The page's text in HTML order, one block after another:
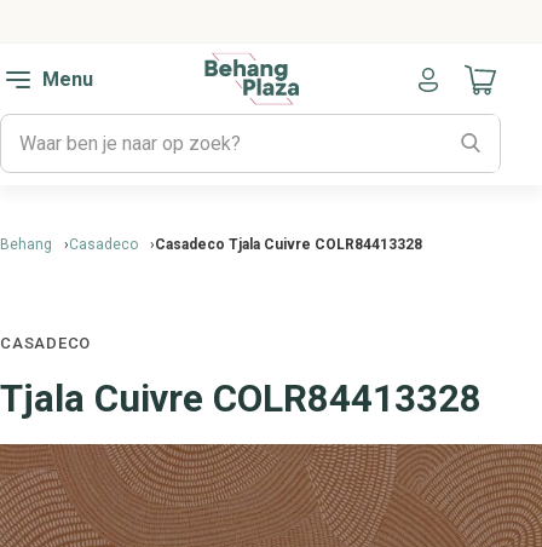
Menu
Naar
Behang Casadeco Casadeco Tjala Cuivre COLR84413328
CASADECO
Tjala Cuivre COLR84413328